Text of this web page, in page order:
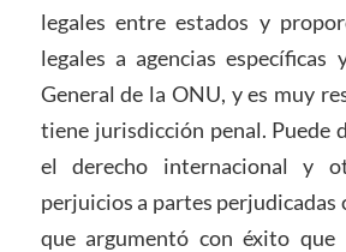
legales entre estados y
legales a agencias específicas
General de la ONU, y es muy
tiene jurisdicción penal. Puede
el derecho internacional y
perjuicios a partes perjudicadas
que argumentó con éxito que